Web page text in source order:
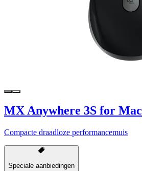
MX Anywhere 3S for Mac
Compacte draadloze performancemuis
Speciale aanbiedingen